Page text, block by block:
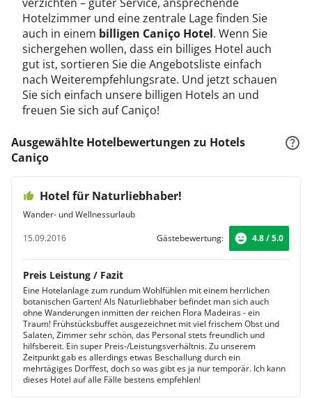
Hotelzimmer und eine zentrale Lage finden Sie
auch in einem billigen Caniço Hotel. Wenn Sie
sichergehen wollen, dass ein billiges Hotel auch
gut ist, sortieren Sie die Angebotsliste einfach
nach Weiterempfehlungsrate. Und jetzt schauen
Sie sich einfach unsere billigen Hotels an und
freuen Sie sich auf Caniço!
Ausgewählte Hotelbewertungen zu Hotels
Caniço
Hotel für Naturliebhaber!
Wander- und Wellnessurlaub
15.09.2016
Gästebewertung: 4.8 / 5.0
Preis Leistung / Fazit
Eine Hotelanlage zum rundum Wohlfühlen mit einem herrlichen
botanischen Garten! Als Naturliebhaber befindet man sich auch
ohne Wanderungen inmitten der reichen Flora Madeiras - ein
Traum! Frühstücksbuffet ausgezeichnet mit viel frischem Obst und
Salaten, Zimmer sehr schön, das Personal stets freundlich und
hilfsbereit. Ein super Preis-/Leistungsverhältnis. Zu unserem
Zeitpunkt gab es allerdings etwas Beschallung durch ein
mehrtägiges Dorffest, doch so was gibt es ja nur temporär. Ich kann
dieses Hotel auf alle Fälle bestens empfehlen!